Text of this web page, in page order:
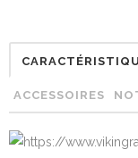
ACCESSOIRES